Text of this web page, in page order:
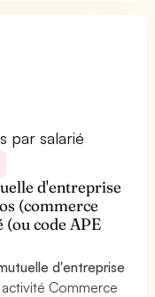
par salarié
d'entreprise
(commerce
code APE
d'entreprise
Commerce